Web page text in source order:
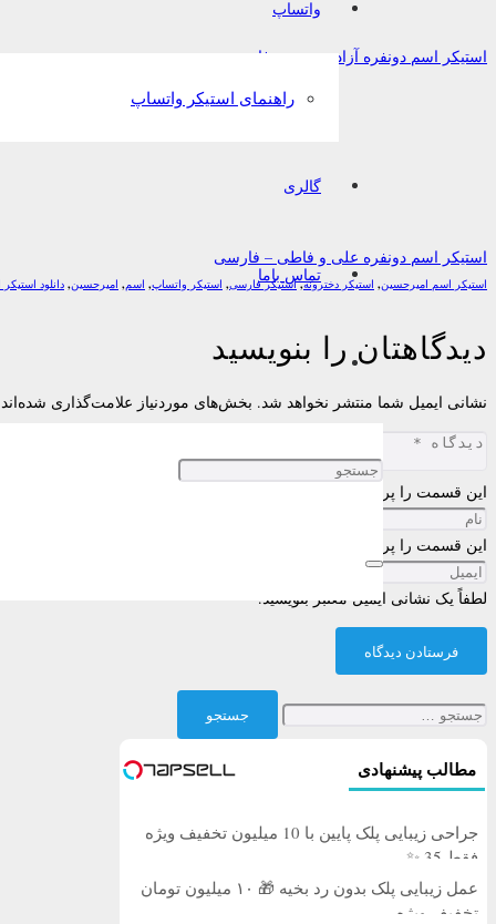
واتساپ
راهنمای استیکر واتساپ
گالری
تماس باما
استیکر اسم دونفره آزاد و سحر – فارسی
استیکر اسم دونفره علی و فاطی – فارسی
استیکر اسم امیرحسین, استیکر دخترونه,استیکر فارسی, استیکر واتساپ, اسم, امیرحسین, دانلود
دیدگاهتان را بنویسید
نشانی ایمیل شما منتشر نخواهد شد. بخش‌های موردنیاز علامت‌گذاری شده‌اند
این قسمت را پر کنید
این قسمت را پر کنید
لطفاً یک نشانی ایمیل معتبر بنویسید.
فرستادن دیدگاه
جستجو
برای:
مطالب پیشنهادی
جراحی زیبایی پلک پایین با 10 میلیون تخفیف ویژه
فقط 35 ✨
عمل زیبایی پلک بدون رد بخیه 🎁 ۱۰ میلیون تومان
تخفیف ویژه